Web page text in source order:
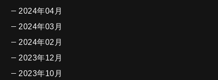
2024年04月
2024年03月
2024年02月
2023年12月
2023年10月